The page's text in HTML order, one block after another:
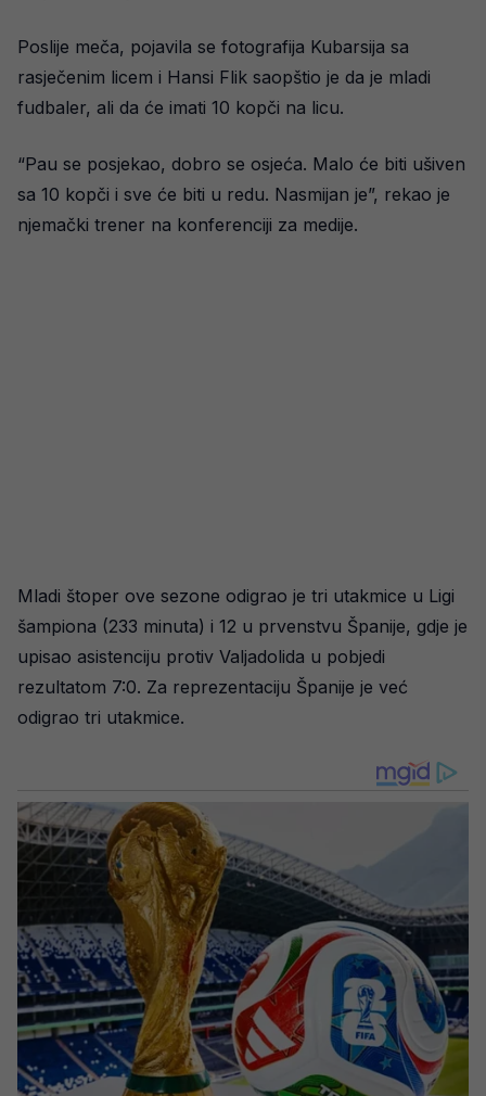
Poslije meča, pojavila se fotografija Kubarsija sa
rasječenim licem i Hansi Flik saopštio je da je mladi
fudbaler, ali da će imati 10 kopči na licu.
“Pau se posjekao, dobro se osjeća. Malo će biti ušiven
sa 10 kopči i sve će biti u redu. Nasmijan je”, rekao je
njemački trener na konferenciji za medije.
Mladi štoper ove sezone odigrao je tri utakmice u Ligi
šampiona (233 minuta) i 12 u prvenstvu Španije, gdje je
upisao asistenciju protiv Valjadolida u pobjedi
rezultatom 7:0. Za reprezentaciju Španije je već
odigrao tri utakmice.